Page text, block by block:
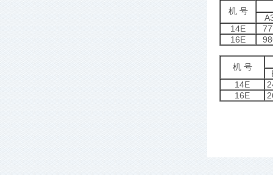
机 号
14E
16E
机 号
14E
16E